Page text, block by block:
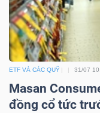
ETF VÀ CÁC QUỸ 31/07
Masan
đồng cổ tức